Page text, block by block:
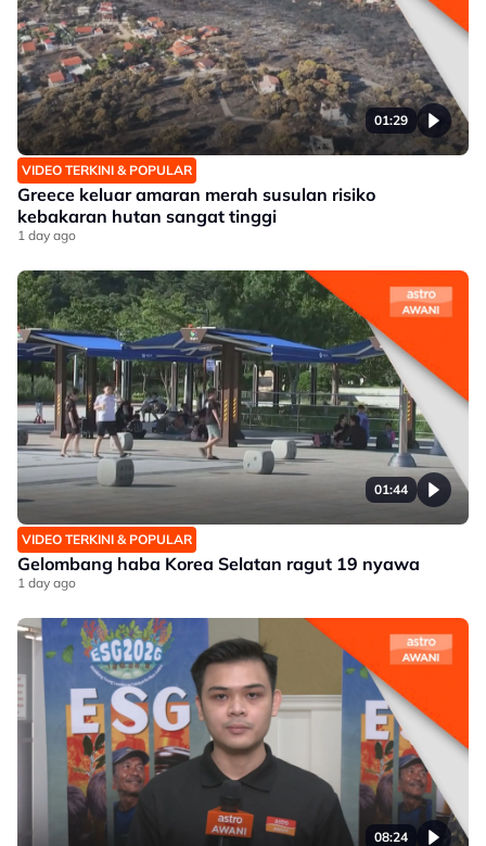
01:29
VIDEO TERKINI & POPULAR
Greece keluar amaran merah susulan risiko
kebakaran hutan sangat tinggi
1 day ago
01:44
VIDEO TERKINI & POPULAR
Gelombang haba Korea Selatan ragut 19 nyawa
1 day ago
08:24